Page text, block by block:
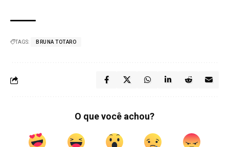
TAGS: BRUNA TOTARO
O que você achou?